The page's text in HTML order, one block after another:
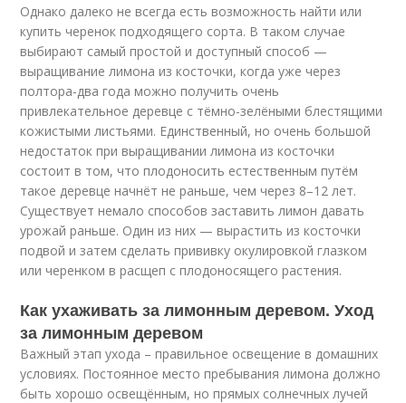
Однако далеко не всегда есть возможность найти или
купить черенок подходящего сорта. В таком случае
выбирают самый простой и доступный способ —
выращивание лимона из косточки, когда уже через
полтора-два года можно получить очень
привлекательное деревце с тёмно-зелёными блестящими
кожистыми листьями. Единственный, но очень большой
недостаток при выращивании лимона из косточки
состоит в том, что плодоносить естественным путём
такое деревце начнёт не раньше, чем через 8–12 лет.
Существует немало способов заставить лимон давать
урожай раньше. Один из них — вырастить из косточки
подвой и затем сделать прививку окулировкой глазком
или черенком в расщеп с плодоносящего растения.
Как ухаживать за лимонным деревом. Уход
за лимонным деревом
Важный этап ухода – правильное освещение в домашних
условиях. Постоянное место пребывания лимона должно
быть хорошо освещённым, но прямых солнечных лучей